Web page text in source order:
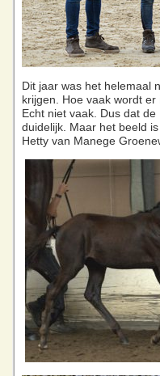
Dit jaar was het helemaal
krijgen. Hoe vaak wordt
Echt niet vaak. Dus dat
duidelijk. Maar het beeld
Hetty van Manege